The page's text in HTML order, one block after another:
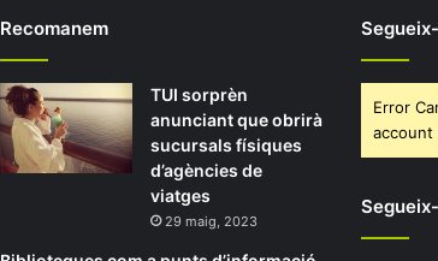
Recomanem
TUI sorprèn
anunciant que obrirà
sucursals físiques
d’agències de
viatges
29 maig, 2023
Error
account